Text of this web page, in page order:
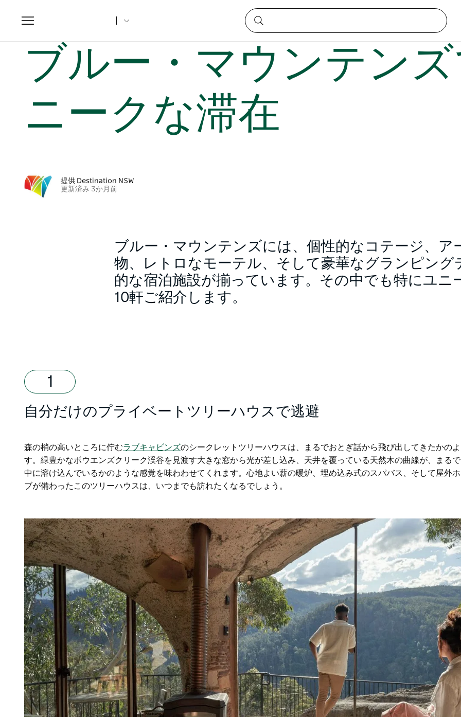
Toggle
navigation
ブルー・マウンテンズで最もユニークな滞在
ブルー・マウンテン
ニークな滞在
提供 Destination NSW
更新済み 3か月前
ブルー・マウンテンズには、個性的なコテージ、ア
物、レトロなモーテル、そして豪華なグランピング
的な宿泊施設が揃っています。その中でも特にユニ
10軒ご紹介します。
自分だけのプライベートツリーハウスで逃避
森の梢の高いところに佇むラブキャビンズのシークレットツリーハウスは、まるでおとぎ話から飛び出してきたかの
す。緑豊かなボウエンズクリーク渓谷を見渡す大きな窓から光が差し込み、天井を覆っている天然木の曲線が、まる
中に溶け込んでいるかのような感覚を味わわせてくれます。心地よい薪の暖炉、埋め込み式のスパバス、そして屋外
ブが備わったこのツリーハウスは、いつまでも訪れたくなるでしょう。